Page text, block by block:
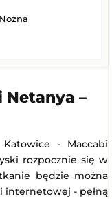
Netanya –
- Maccabi
rozpocznie się w
będzie można
internetowej - pełną